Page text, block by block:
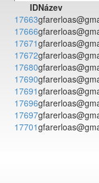
IDNázev
17663
17666
17671
17672
17680
17690
17691
17696
17697
17701